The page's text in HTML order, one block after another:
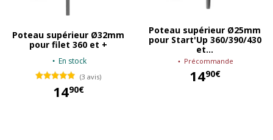
Poteau supérieur Ø32mm
pour filet 360 et +
En stock
(3 avis)
1490€
Poteau supérieur Ø25mm
pour Start'Up 360/390/430
et...
Précommande
1490€